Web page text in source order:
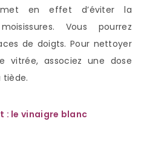
en effet d’éviter la
Vous pourrez
de doigts. Pour nettoyer
vitrée, associez une dose
tiède.
: le vinaigre blanc